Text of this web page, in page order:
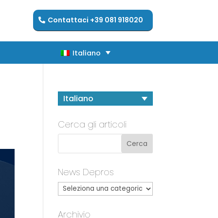
Contattaci +39 081 918020
Italiano
Italiano
Italiano
Cerca gli articoli
News Depros
Archivio